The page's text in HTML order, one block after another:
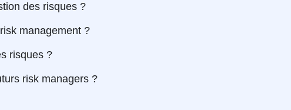
des risques ?
management ?
risques ?
risk managers ?